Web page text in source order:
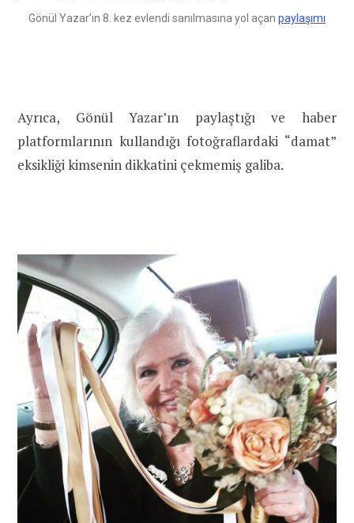
Gönül Yazar’ın 8. kez evlendi sanılmasına yol açan paylaşımı
Ayrıca, Gönül Yazar’ın paylaştığı ve haber
platformlarının kullandığı fotoğraflardaki “damat”
eksikliği kimsenin dikkatini çekmemiş galiba.